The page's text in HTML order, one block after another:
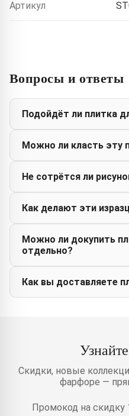
Артикул
Вопросы и ответы
Подойдёт ли плитка
Можно ли класть эту
Не сотрётся ли
Как делают эти
Можно ли докупить
отдельно?
Как вы доставляете
Скидки, новые
фарфоре —
Промокод на скидку